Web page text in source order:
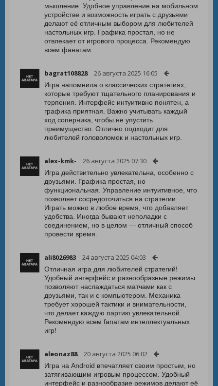
мышление. Удобное управление на мобильном
устройстве и возможность играть с друзьями
делают её отличным выбором для любителей
настольных игр. Графика простая, но не
отвлекает от игрового процесса. Рекомендую
всем фанатам.
bagrat108828 26 августа 2025 16:05
Игра напомнила о классических стратегиях,
которые требуют тщательного планирования и
терпения. Интерфейс интуитивно понятен, а
графика приятная. Важно учитывать каждый
ход соперника, чтобы не упустить
преимущество. Отлично подходит для
любителей головоломок и настольных игр.
alex-kmk- 26 августа 2025 07:30
Игра действительно увлекательна, особенно с
друзьями. Графика простая, но
функциональная. Управление интуитивное, что
позволяет сосредоточиться на стратегии.
Играть можно в любое время, что добавляет
удобства. Иногда бывают неполадки с
соединением, но в целом — отличный способ
провести время.
ali8026983 24 августа 2025 04:03
Отличная игра для любителей стратегий!
Удобный интерфейс и разнообразные режимы
позволяют наслаждаться матчами как с
друзьями, так и с компьютером. Механика
требует хорошей тактики и внимательности,
что делает каждую партию увлекательной.
Рекомендую всем fanатам интеллектуальных
игр!
aleonaz88 20 августа 2025 06:02
Игра на Android впечатляет своим простым, но
затягивающим игровым процессом. Удобный
интерфейс и разнообразие режимов делают её